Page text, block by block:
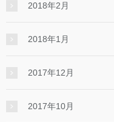
2018年2月
2018年1月
2017年12月
2017年10月